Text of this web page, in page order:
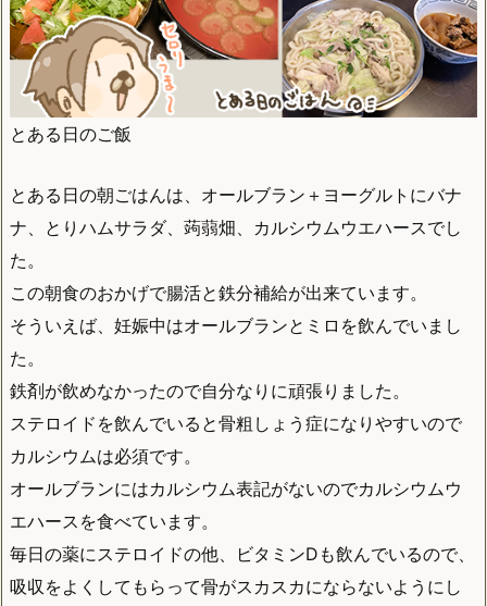
とある日のご飯
とある日の朝ごはんは、オールブラン＋ヨーグルトにバナ
ナ、とりハムサラダ、蒟蒻畑、カルシウムウエハースでし
た。
この朝食のおかげで腸活と鉄分補給が出来ています。
そういえば、妊娠中はオールブランとミロを飲んでいまし
た。
鉄剤が飲めなかったので自分なりに頑張りました。
ステロイドを飲んでいると骨粗しょう症になりやすいので
カルシウムは必須です。
オールブランにはカルシウム表記がないのでカルシウムウ
エハースを食べています。
毎日の薬にステロイドの他、ビタミンDも飲んでいるので、
吸収をよくしてもらって骨がスカスカにならないようにし